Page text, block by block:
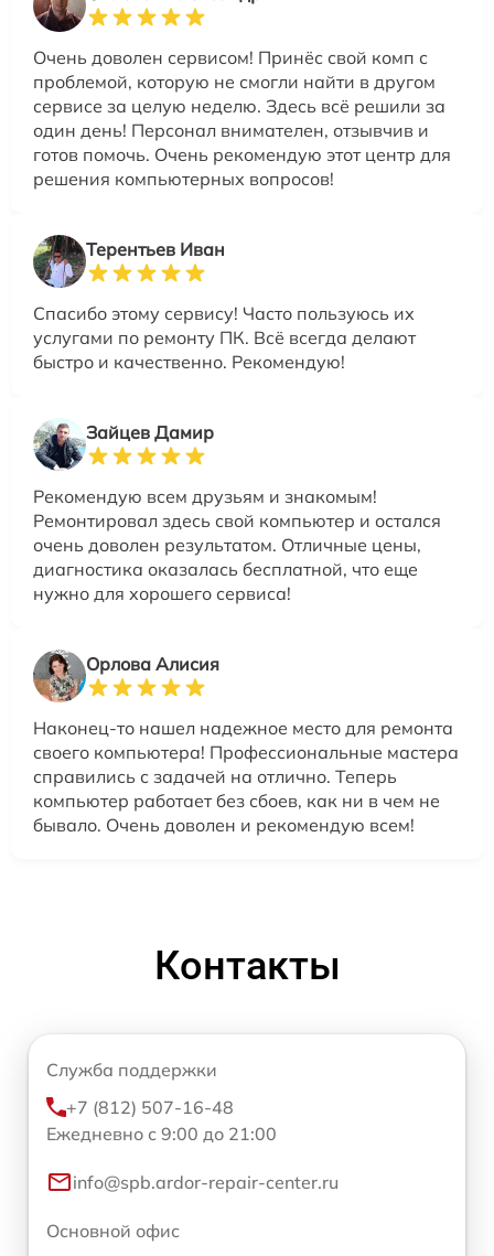
Очень доволен сервисом! Принёс свой комп с
проблемой, которую не смогли найти в другом
сервисе за целую неделю. Здесь всё решили за
один день! Персонал внимателен, отзывчив и
готов помочь. Очень рекомендую этот центр для
решения компьютерных вопросов!
Терентьев Иван
Спасибо этому сервису! Часто пользуюсь их
услугами по ремонту ПК. Всё всегда делают
быстро и качественно. Рекомендую!
Зайцев Дамир
Рекомендую всем друзьям и знакомым!
Ремонтировал здесь свой компьютер и остался
очень доволен результатом. Отличные цены,
диагностика оказалась бесплатной, что еще
нужно для хорошего сервиса!
Орлова Алисия
Наконец-то нашел надежное место для ремонта
своего компьютера! Профессиональные мастера
справились с задачей на отлично. Теперь
компьютер работает без сбоев, как ни в чем не
бывало. Очень доволен и рекомендую всем!
Контакты
Служба поддержки
+7 (812) 507-16-48
Ежедневно с 9:00 до 21:00
info@spb.ardor-repair-center.ru
Основной офис